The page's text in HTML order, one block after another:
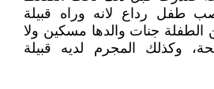
طفل رداع لانه وراه قبيلة
جنات والدها مسكين ولا
وكذلك المجرم لديه قبيلة